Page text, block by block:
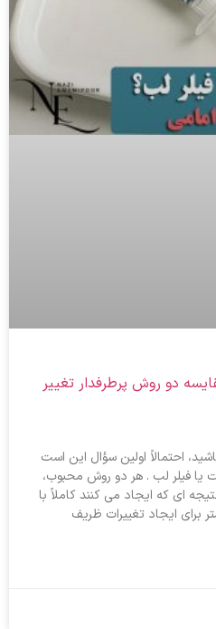
دو روش پرطرفدار تغییر
احتمالاً اولین سؤال این است
یا فیلر لب . هر دو روش محبوب،
ای که ایجاد می کنند کاملاً با
برای ایجاد تغییرات ظریف